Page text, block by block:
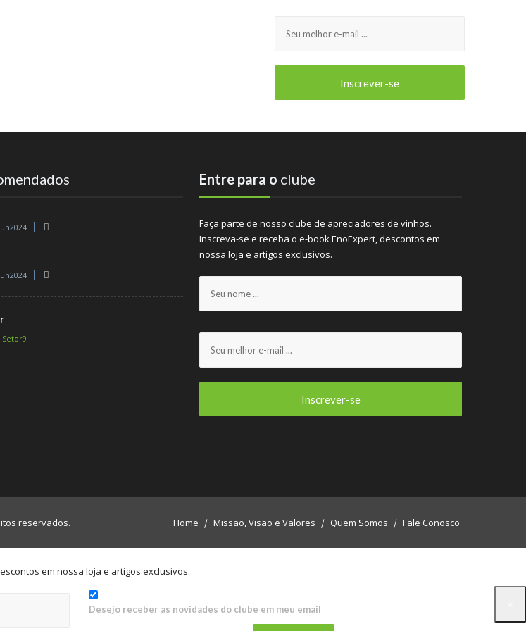
Setor9
Entre para o clube
Faça parte de nosso clube de apreciadores de vinhos.
Inscreva-se e receba o e-book EnoExpert, descontos em
nossa loja e artigos exclusivos.
reservados. Home Missão, Visão e Valores Quem Somos Fale Conosco
em nossa loja e artigos exclusivos.
Desejo receber as novidades do clube em meu email